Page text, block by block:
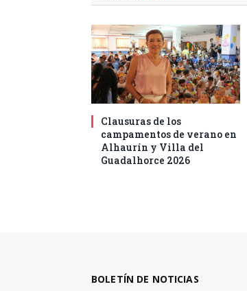
Clausuras de los
campamentos de verano en
Alhaurín y Villa del
Guadalhorce 2026
BOLETÍN DE NOTICIAS